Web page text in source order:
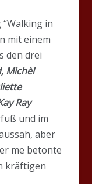
in
mit einem
den drei
Michèl
Ray
und im
aber
me betonte
kräftigen